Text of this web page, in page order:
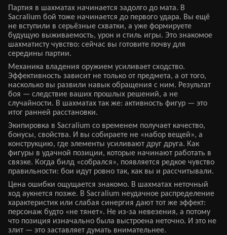
Партия в шахматах начинается задолго до мата. В
Sacralium бой тоже начинается до первого удара. Вы ещё
не вступили в серьёзные схватки, а уже формируете
будущую выживаемость, урон и стиль игры. Это знакомое
шахматисту чувство: сейчас вы готовите почву для
середины партии.
Механика владения оружием усиливает сходство.
Эффективность зависит не только от предмета, а от того,
насколько вы развили навык обращения с ним. Результат
боя — следствие ваших прошлых решений, а не
случайности. В шахматах так же: активность фигур — это
итог ранней расстановки.
Экипировка в Sacralium со временем получает качество,
бонусы, свойства. И вы собираете не «набор вещей», а
конструкцию, где элементы усиливают друг друга. Как
фигуры в удачной позиции, которые начинают работать в
связке. Когда билд «собрался», появляется редкое чувство
правильности: бои идут ровно так, как вы и рассчитывали.
Цена ошибки ощущается знакомо. В шахматах неточный
ход аукнется позже. В Sacralium неудачное распределение
характеристик или слабая синергия дают тот же эффект:
персонаж будто «не тянет». Не из-за невезения, а потому
что позиция изначально была выстроена неточно. И это не
злит — это заставляет думать внимательнее.